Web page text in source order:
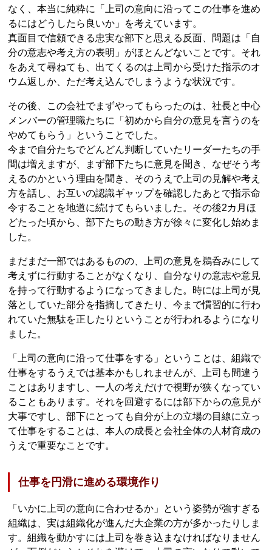
なく、本当に純粋に「上司の意向に沿ってこの仕事を進め
るにはどうしたら良いか」を考えています。
真面目で信頼できる忠実な部下と思える反面、問題は「自
分の意志や考え方の表明」がほとんどないことです。それ
をあえて尋ねても、出てくるのは上司から受けた指示のオ
ウム返しか、ただ考え込んでしまうような状況です。
その後、この会社でまずやってもらったのは、社長と中心
メンバーの管理職たちに「初めから自分の意見を言うのを
やめてもらう」ということでした。
今まで自分たちでどんどん判断していたリーダーたちの手
間は増えますが、まず部下たちに意見を聞き、なぜそう考
えるのかという理由を聞き、そのうえで上司の見解や考え
方を話し、お互いの認識ギャップを確認したあとで指示命
令することを地道に続けてもらいました。その後2カ月ほ
どたった頃から、部下たちの動き方が徐々に変化し始めま
した。
まだまだ一部ではあるものの、上司の意見を鵜呑みにして
考えずに行動することがなくなり、自分なりの意志や意見
を持って行動するようになってきました。時には上司が見
落としていた部分を指摘してきたり、今まで慣習的に行わ
れていた無駄を正したりということが行われるようになり
ました。
「上司の意向に沿って仕事をする」ということは、組織で
仕事をするうえでは基本かもしれませんが、上司も間違う
ことはありますし、一人の考えだけで視野が狭くなってい
ることもあります。それを回避するには部下からの意見が
大事ですし、部下にとっても自分が上の立場の目線に立っ
て仕事をすることは、本人の成長と会社全体の人材育成の
うえで重要なことです。
仕事を円滑に進める環境作り
「いかに上司の意向に合わせるか」という姿勢が強すぎる
組織は、実は組織化が進んだ大企業の方が多かったりしま
す。組織を動かすには上司を巻き込まなければなりません